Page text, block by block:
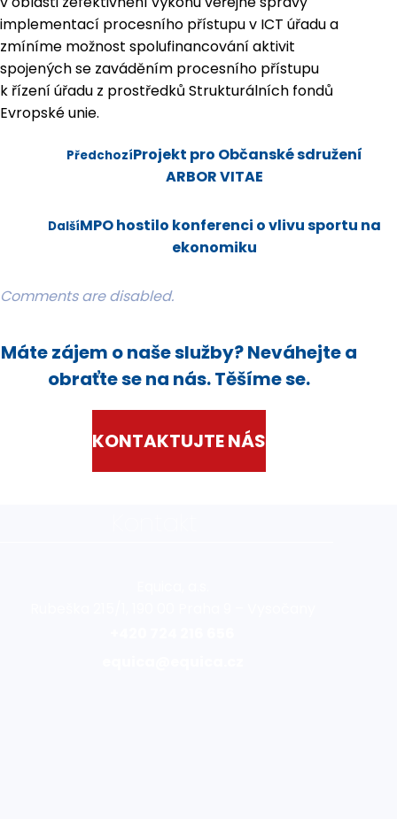
implementací procesního přístupu v ICT úřadu a
zmíníme možnost spolufinancování aktivit
spojených se zaváděním procesního přístupu
k řízení úřadu z prostředků Strukturálních fondů
Evropské unie.
PředchozíProjekt pro Občanské sdružení
ARBOR VITAE
DalšíMPO hostilo konferenci o vlivu sportu na
ekonomiku
Comments are disabled.
Máte zájem o naše služby? Neváhejte a
obraťte se na nás. Těšíme se.
KONTAKTUJTE NÁS